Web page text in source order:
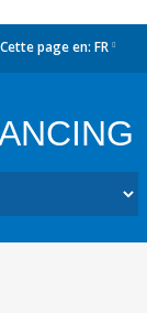
Cette page en: FR